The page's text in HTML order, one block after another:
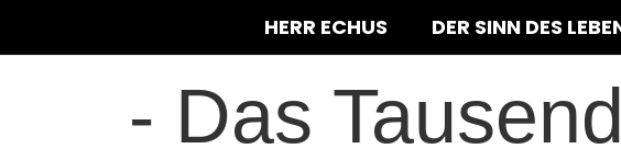
HERR ECHUS DER SINN DES
- Das